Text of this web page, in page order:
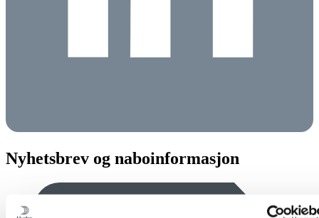
Nyhetsbrev og naboinformasjon